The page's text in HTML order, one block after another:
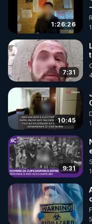
🌱 INSTAGRAM
https://
http://rgnr.li/
🌱 LA
Pour ne pas rater
http://rgnr.li/news
🌱 VIDÉOS NON
Toutes les vidéos
http://rgnr.li/odysee
🌱 LES STAGES
http://rgnr.li/stages
1:26:26
7:31
10:45
9:31